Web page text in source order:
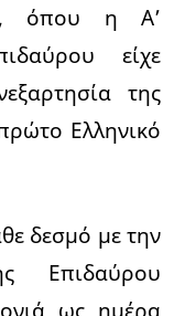
όπου η Α’
είχε
της
Ελληνικό
δεσμό με την
Επιδαύρου